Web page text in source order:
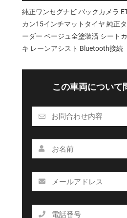
純正ワンセグナビ バックカメラ
カン15インチマットタイヤ 純正
ーダー ベージュ全塗装済 シート
キ レーンアシスト Bluetooth接続
この車両について